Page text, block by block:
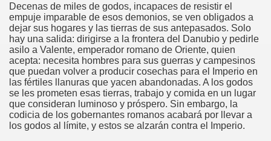
Decenas de miles de godos, incapaces de resistir el
empuje imparable de esos demonios, se ven obligados a
dejar sus hogares y las tierras de sus antepasados. Solo
hay una salida: dirigirse a la frontera del Danubio y pedirle
asilo a Valente, emperador romano de Oriente, quien
acepta: necesita hombres para sus guerras y campesinos
que puedan volver a producir cosechas para el Imperio en
las fértiles llanuras que yacen abandonadas. A los godos
se les prometen esas tierras, trabajo y comida en un lugar
que consideran luminoso y próspero. Sin embargo, la
codicia de los gobernantes romanos acabará por llevar a
los godos al límite, y estos se alzarán contra el Imperio.